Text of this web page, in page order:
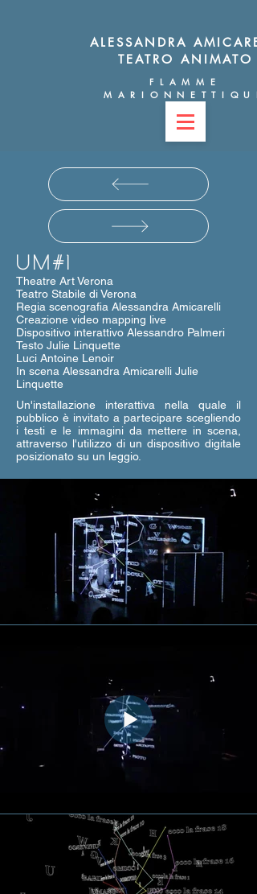
ALESSANDRA
TEATRO ANIMATO
FLAMME
UM#1
Theatre Art Verona
Teatro Stabile di Verona
Regia scenografia Alessandra Amicarelli
Creazione video mapping live
Dispositivo interattivo Alessandro Palmeri
Testo Julie Linquette
Luci Antoine Lenoir
In scena Alessandra Amicarelli Julie
Linquette
Un'installazione interattiva nella quale il
pubblico è invitato a partecipare scegliendo
i testi e le immagini da mettere in scena,
attraverso l'utilizzo di un dispositivo digitale
posizionato su un leggio.